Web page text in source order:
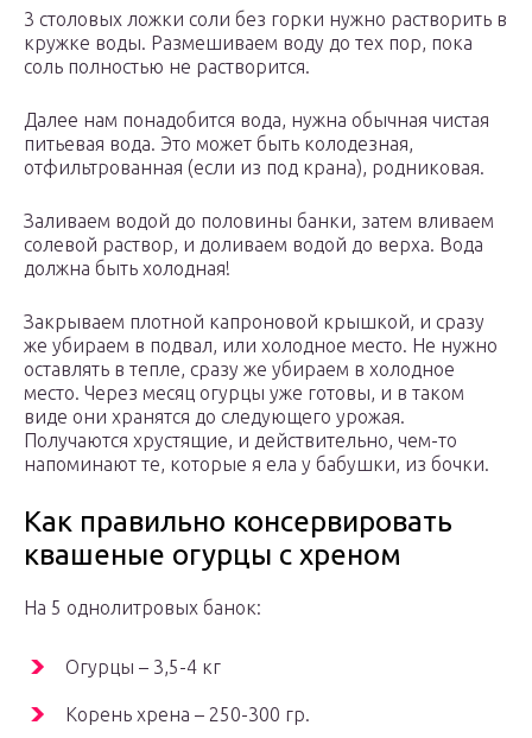
3 столовых ложки соли без горки нужно растворить в
кружке воды. Размешиваем воду до тех пор, пока
соль полностью не растворится.
Далее нам понадобится вода, нужна обычная чистая
питьевая вода. Это может быть колодезная,
отфильтрованная (если из под крана), родниковая.
Заливаем водой до половины банки, затем вливаем
солевой раствор, и доливаем водой до верха. Вода
должна быть холодная!
Закрываем плотной капроновой крышкой, и сразу
же убираем в подвал, или холодное место. Не нужно
оставлять в тепле, сразу же убираем в холодное
место. Через месяц огурцы уже готовы, и в таком
виде они хранятся до следующего урожая.
Получаются хрустящие, и действительно, чем-то
напоминают те, которые я ела у бабушки, из бочки.
Как правильно консервировать
квашеные огурцы с хреном
На 5 однолитровых банок:
Огурцы – 3,5-4 кг
Корень хрена – 250-300 гр.